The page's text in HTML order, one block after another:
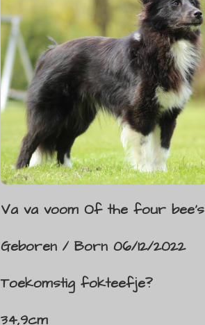
Va va voom Of the four bee's
Geboren / Born 06/12/2022
Toekomstig fokteefje?
34,9cm